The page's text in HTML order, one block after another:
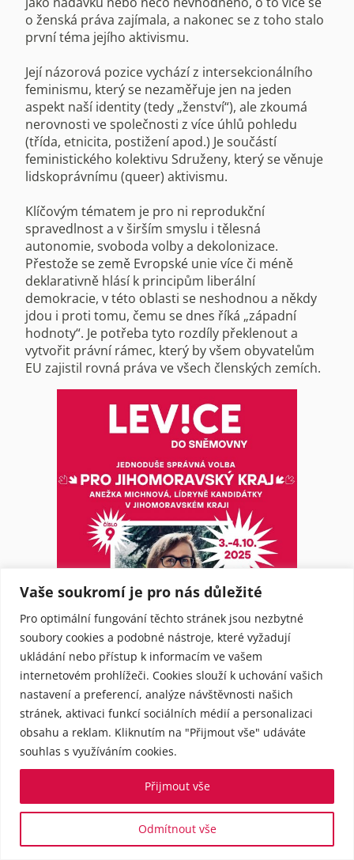
Vaše soukromí je pro nás důležité
Pro optimální fungování těchto stránek jsou nezbytné
soubory cookies a podobné nástroje, které vyžadují
ukládání nebo přístup k informacím ve vašem
internetovém prohlížeči. Cookies slouží k uchování vašich
nastavení a preferencí, analýze návštěvnosti našich
stránek, aktivaci funkcí sociálních médií a personalizaci
obsahu a reklam. Kliknutím na "Přijmout vše" udáváte
souhlas s využíváním cookies.
Odmítnout vše
Přijmout vše
o ženská práva zajímala, a nakonec se z toho stalo
první téma jejího aktivismu.
Její názorová pozice vychází z intersekcionálního
feminismu, který se nezaměřuje jen na jeden
aspekt naší identity (tedy „ženství“), ale zkoumá
nerovnosti ve společnosti z více úhlů pohledu
(třída, etnicita, postižení apod.) Je součástí
feministického kolektivu Sdruženy, který se věnuje
lidskoprávnímu (queer) aktivismu.
Klíčovým tématem je pro ni reprodukční
spravedlnost a v širším smyslu i tělesná
autonomie, svoboda volby a dekolonizace.
Přestože se země Evropské unie více či méně
deklarativně hlásí k principům liberální
demokracie, v této oblasti se neshodnou a někdy
jdou i proti tomu, čemu se dnes říká „západní
hodnoty“. Je potřeba tyto rozdíly překlenout a
vytvořit právní rámec, který by všem obyvatelům
EU zajistil rovná práva ve všech členských zemích.
Strana Levice je českou politickou stranou, která
hájí práva pracujících, životní prostředí a bojuje za